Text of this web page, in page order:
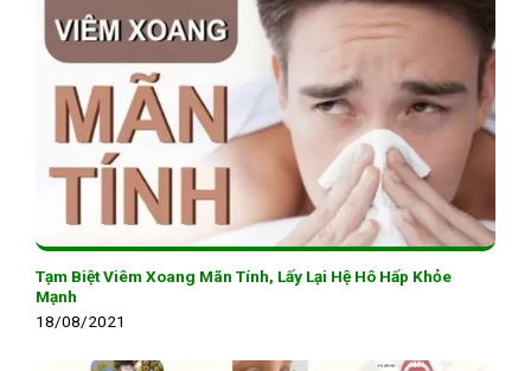
Tạm Biệt Viêm Xoang Mãn Tính, Lấy Lại Hệ Hô Hấp Khỏe
Mạnh
18/08/2021